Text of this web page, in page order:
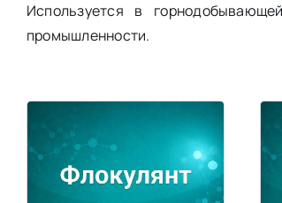
Используется в
промышленности.